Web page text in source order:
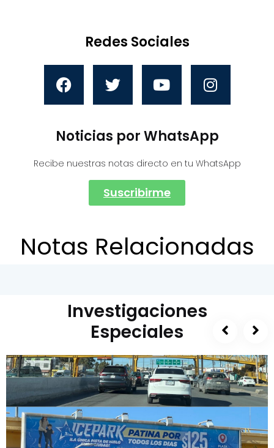
Redes Sociales
Noticias por WhatsApp
Recibe nuestras notas directo en tu WhatsApp
Suscribirme
Notas Relacionadas
Investigaciones
Especiales